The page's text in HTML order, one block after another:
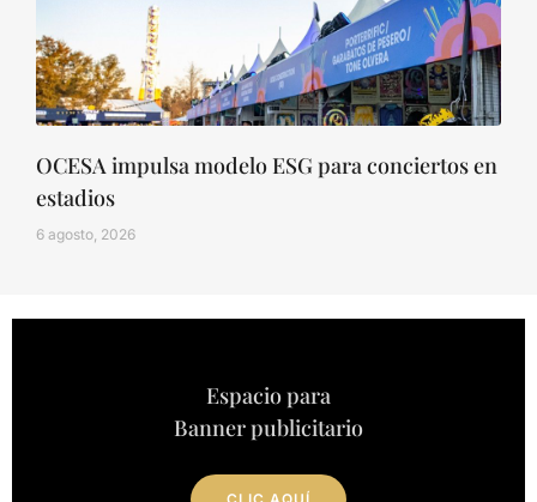
OCESA impulsa modelo ESG para conciertos en
estadios
6 agosto, 2026
Espacio para
Banner publicitario